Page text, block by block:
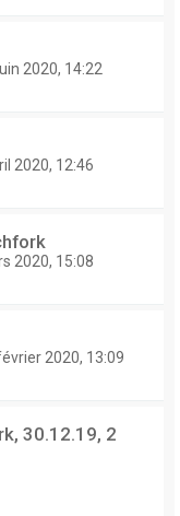
2020, 14:22
2020, 12:46
2020, 15:08
2020, 13:09
30.12.19, 2